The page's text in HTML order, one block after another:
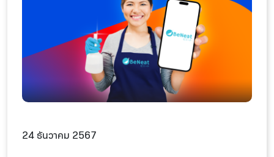
24 ธันวาคม 2567